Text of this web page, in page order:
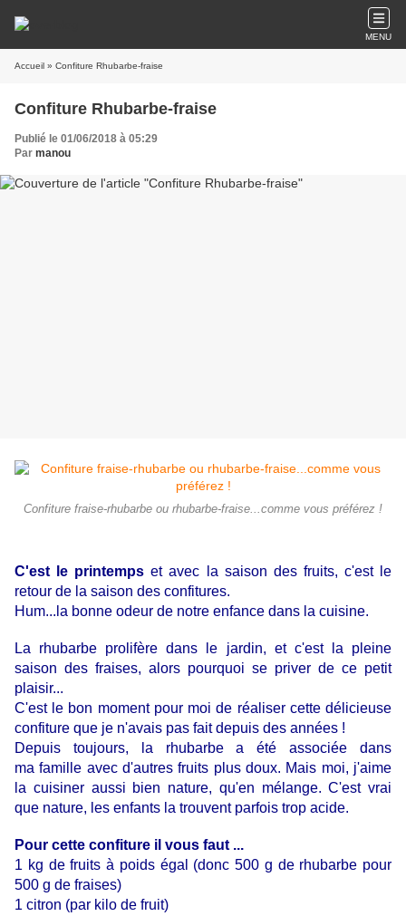
MENU
Accueil » Confiture Rhubarbe-fraise
Confiture Rhubarbe-fraise
Publié le 01/06/2018 à 05:29
Par manou
Confiture fraise-rhubarbe ou rhubarbe-fraise...comme vous préférez !
C'est le printemps et avec la saison des fruits, c'est le
retour de la saison des confitures.
Hum...la bonne odeur de notre enfance dans la cuisine.
La rhubarbe prolifère dans le jardin, et c'est la pleine
saison des fraises, alors pourquoi se priver de ce petit
plaisir...
C'est le bon moment pour moi de réaliser cette délicieuse
confiture que je n'avais pas fait depuis des années !
Depuis toujours, la rhubarbe a été associée dans
ma famille avec d'autres fruits plus doux. Mais moi, j'aime
la cuisiner aussi bien nature, qu'en mélange. C'est vrai
que nature, les enfants la trouvent parfois trop acide.
Pour cette confiture il vous faut ...
1 kg de fruits à poids égal (donc 500 g de rhubarbe pour
500 g de fraises)
1 citron (par kilo de fruit)